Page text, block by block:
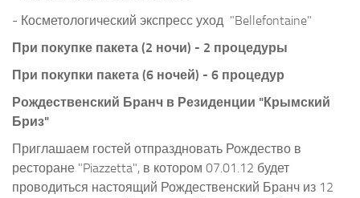
- Косметологический экспресс уход "Bellefontaine"
При покупке пакета (2 ночи) - 2 процедуры
При покупки пакета (6 ночей) - 6 процедур
Рождественский Бранч в Резиденции "Крымский
Бриз"
Приглашаем гостей отпраздновать Рождество в
ресторане "Piazzetta", в котором 07.01.12 будет
проводиться настоящий Рождественский Бранч из 12